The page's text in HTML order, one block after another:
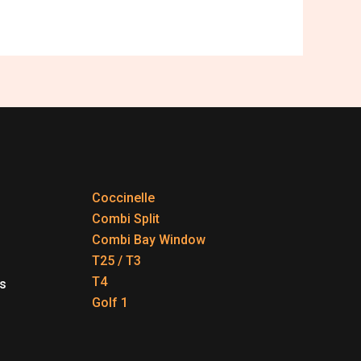
Coccinelle
Combi Split
Combi Bay Window
T25 / T3
T4
Golf 1